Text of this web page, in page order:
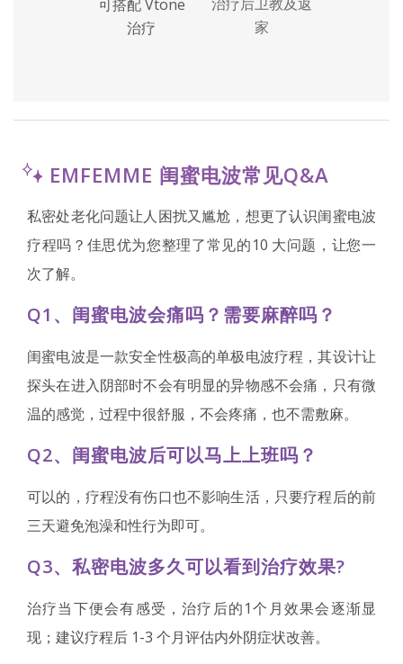
可搭配 Vtone
治疗
家
EMFEMME 闺蜜电波常见Q&A
私密处老化问题让人困扰又尴尬，想更了认识闺蜜电波
疗程吗？佳思优为您整理了常见的10 大问题，让您一
次了解。
Q1、闺蜜电波会痛吗？需要麻醉吗？
闺蜜电波是一款安全性极高的单极电波疗程，其设计让
探头在进入阴部时不会有明显的异物感不会痛，只有微
温的感觉，过程中很舒服，不会疼痛，也不需敷麻。
Q2、闺蜜电波后可以马上上班吗？
可以的，疗程没有伤口也不影响生活，只要疗程后的前
三天避免泡澡和性行为即可。
Q3、私密电波多久可以看到治疗效果?
治疗当下便会有感受，治疗后的1个月效果会逐渐显
现；建议疗程后 1-3 个月评估内外阴症状改善。